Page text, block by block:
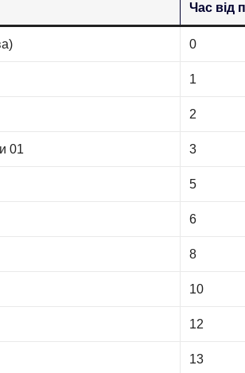
Час від
0
1
2
01 3
5
6
8
10
12
13